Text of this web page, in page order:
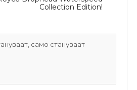
Collection Edition!
само стануваат